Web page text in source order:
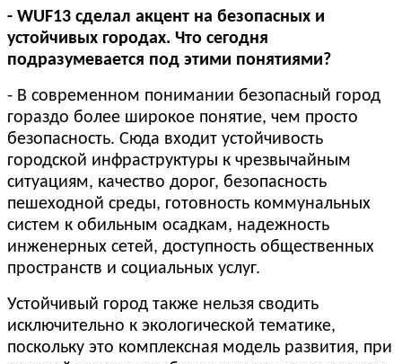
- WUF13 сделал акцент на безопасных и
устойчивых городах. Что сегодня
подразумевается под этими понятиями?
- В современном понимании безопасный город
гораздо более широкое понятие, чем просто
безопасность. Сюда входит устойчивость
городской инфраструктуры к чрезвычайным
ситуациям, качество дорог, безопасность
пешеходной среды, готовность коммунальных
систем к обильным осадкам, надежность
инженерных сетей, доступность общественных
пространств и социальных услуг.
Устойчивый город также нельзя сводить
исключительно к экологической тематике,
поскольку это комплексная модель развития, при